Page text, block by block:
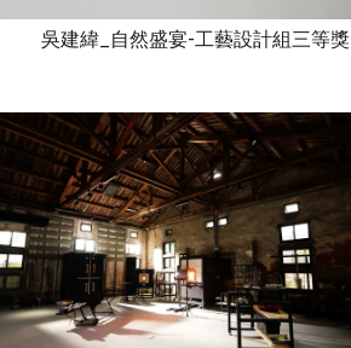
吳建緯_自然盛宴-工藝設計組三等獎